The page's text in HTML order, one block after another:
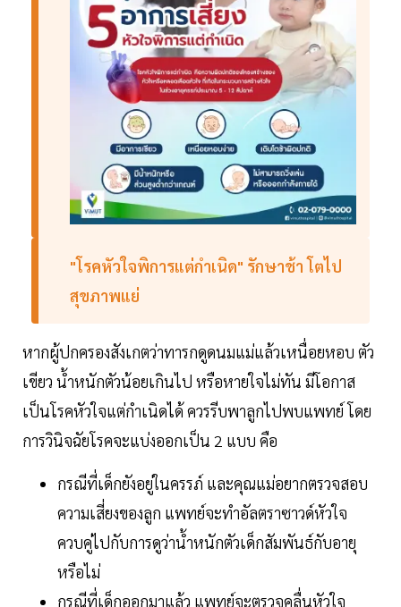
"โรคหัวใจพิการแต่กำเนิด" รักษาช้า โตไป
สุขภาพแย่
หากผู้ปกครองสังเกตว่าทารกดูดนมแม่แล้วเหนื่อยหอบ ตัว
เขียว น้ำหนักตัวน้อยเกินไป หรือหายใจไม่ทัน มีโอกาส
เป็นโรคหัวใจแต่กำเนิดได้ ควรรีบพาลูกไปพบแพทย์ โดย
การวินิจฉัยโรคจะแบ่งออกเป็น 2 แบบ คือ
กรณีที่เด็กยังอยู่ในครรภ์ และคุณแม่อยากตรวจสอบ
ความเสี่ยงของลูก แพทย์จะทำอัลตราซาวด์หัวใจ
ควบคู่ไปกับการดูว่าน้ำหนักตัวเด็กสัมพันธ์กับอายุ
หรือไม่
กรณีที่เด็กออกมาแล้ว แพทย์จะตรวจคลื่นหัวใจ